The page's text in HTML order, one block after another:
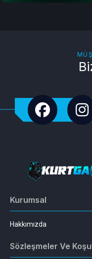
Kurumsal
Hakkımızda
Sözleşmeler Ve